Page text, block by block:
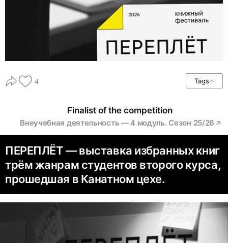
4 Tags
Finalist of the competition
Внеучебная деятельность — 4 модуль. Сезон 25/26
ПЕРЕПЛЁТ — выставка избранных книг
трём жанрам студентов второго курса,
прошедшая в Канатном цехе.